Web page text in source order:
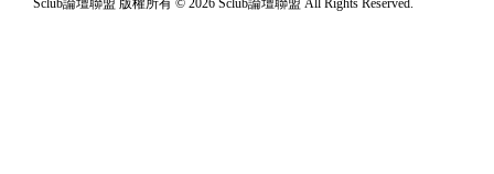
Sclub論壇聯盟 版權所有 © 2026 Sclub論壇聯盟 All Rights Reserved.